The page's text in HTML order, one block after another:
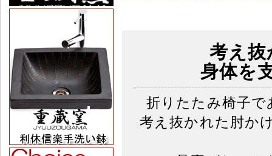
考え
身体を
折りたたみ椅子
考え抜かれた肘か